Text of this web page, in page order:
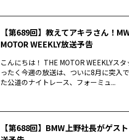
【第689回】教えてアキラさん！
MOTOR WEEKLY放送予告
こんにちは！ THE MOTOR WEEKLYス
ったく今週の放送は、ついに8月に突入
た公道のナイトレース、フォーミュ...
【第688回】BMW上野社長がゲス